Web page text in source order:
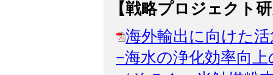
【戦略プロジェクト
海外輸出に向けた
−海水の浄化効率向